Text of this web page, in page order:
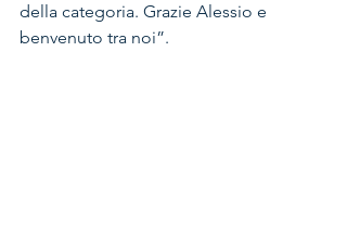
della categoria. Grazie Alessio e
benvenuto tra noi”.